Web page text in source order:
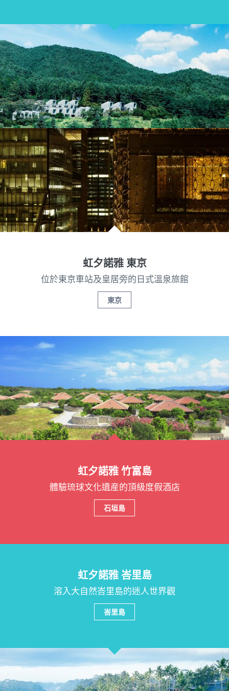
虹夕諾雅 東京
位於東京車站及皇居旁的日式溫泉旅館
東京
虹夕諾雅 竹富島
體驗琉球文化遺産的頂級度假酒店
石垣島
虹夕諾雅 峇里島
溶入大自然峇里島的迷人世界觀
峇里島